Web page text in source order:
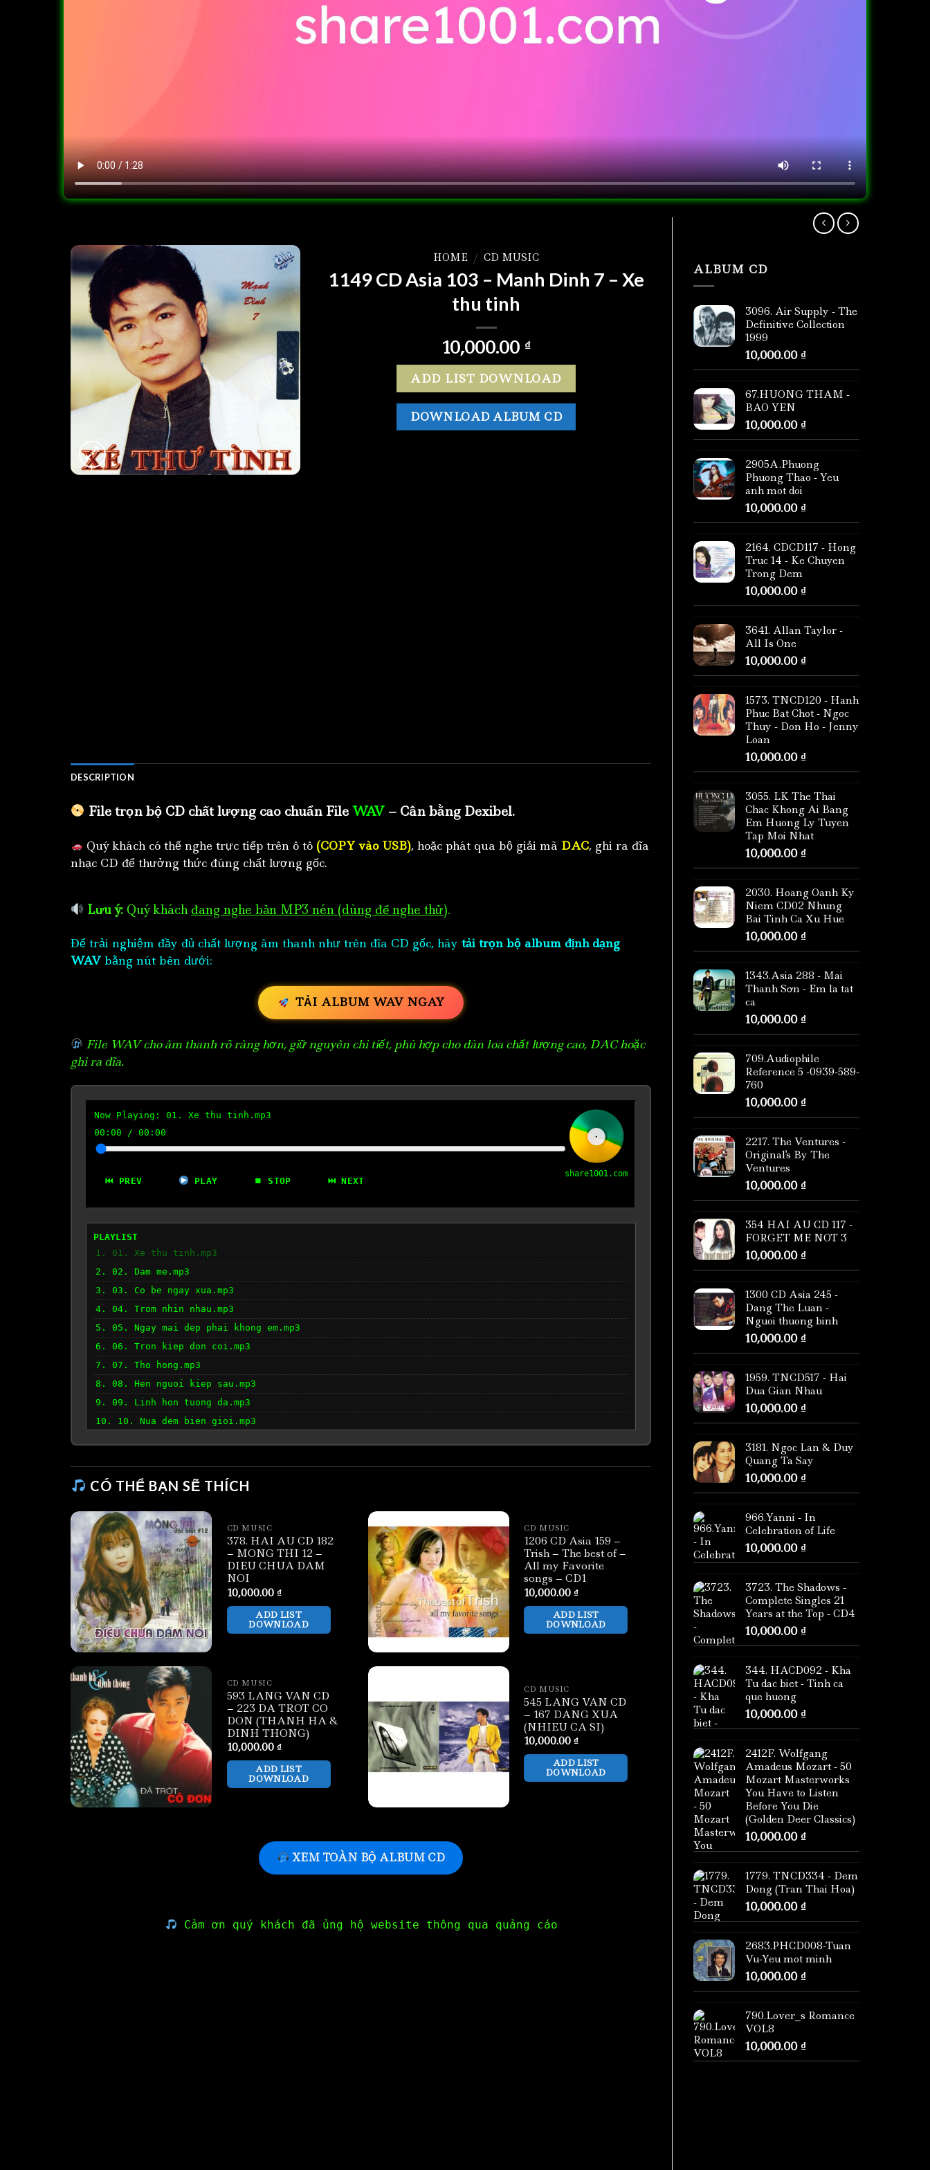
ALBUM CD
3096. Air Supply - The
Definitive Collection
1999
10,000.00 ₫
67.HUONG THAM -
BAO YEN
10,000.00 ₫
2905A.Phuong
Phuong Thao - Yeu
anh mot doi
10,000.00 ₫
2164. CDCD117 - Hong
Truc 14 - Ke Chuyen
Trong Dem
10,000.00 ₫
3641. Allan Taylor -
All Is One
10,000.00 ₫
1573. TNCD120 - Hanh
Phuc Bat Chot - Ngoc
Thuy - Don Ho - Jenny
Loan
10,000.00 ₫
3055. LK The Thai
Chac Khong Ai Bang
Em Huong Ly Tuyen
Tap Moi Nhat
10,000.00 ₫
2030. Hoang Oanh Ky
Niem CD02 Nhung
Bai Tinh Ca Xu Hue
10,000.00 ₫
1343.Asia 288 - Mai
Thanh Sơn - Em la tat
ca
10,000.00 ₫
709.Audiophile
Reference 5 -0939-589-
760
10,000.00 ₫
2217. The Ventures -
Original's By The
Ventures
10,000.00 ₫
354 HAI AU CD 117 -
FORGET ME NOT 3
10,000.00 ₫
1300 CD Asia 245 -
Dang The Luan -
Nguoi thuong binh
10,000.00 ₫
1959. TNCD517 - Hai
Dua Gian Nhau
10,000.00 ₫
3181. Ngoc Lan & Duy
Quang Ta Say
10,000.00 ₫
966.Yanni - In
Celebration of Life
10,000.00 ₫
3723. The Shadows -
Complete Singles 21
Years at the Top - CD4
10,000.00 ₫
344. HACD092 - Kha
Tu dac biet - Tinh ca
que huong
10,000.00 ₫
2412F. Wolfgang
Amadeus Mozart - 50
Mozart Masterworks
You Have to Listen
Before You Die
(Golden Deer Classics)
10,000.00 ₫
1779. TNCD334 - Dem
Dong (Tran Thai Hoa)
10,000.00 ₫
2683.PHCD008-Tuan
Vu-Yeu mot minh
10,000.00 ₫
790.Lover_s Romance
VOL8
10,000.00 ₫
HOME / CD MUSIC
1149 CD Asia 103 – Manh Dinh 7 – Xe
thu tinh
10,000.00 ₫
ADD LIST DOWNLOAD
DOWNLOAD ALBUM CD
DESCRIPTION
File trọn bộ CD chất lượng cao chuẩn File WAV– Cân bằng Dexibel.
Quý khách có thể nghe trực tiếp trên ô tô (COPY vào USB), hoặc phát qua bộ giải mã DAC, ghi ra đĩa
nhạc CD để thưởng thức đúng chất lượng gốc.
Lưu ý: Quý khách đang nghe bản MP3 nén (dùng để nghe thử).
Để trải nghiệm đầy đủ chất lượng âm thanh như trên đĩa CD gốc, hãy tải trọn bộ album định dạng
WAV bằng nút bên dưới:
TẢI ALBUM WAV NGAY
File WAV cho âm thanh rõ ràng hơn, giữ nguyên chi tiết, phù hợp cho dàn loa chất lượng cao, DAC hoặc
ghi ra đĩa.
Now Playing: 01. Xe thu tinh.mp3
00:00 / 00:00
⏮ PREV PLAY ⏹ STOP ⏭ NEXT
share1001.com
PLAYLIST
1. 01. Xe thu tinh.mp3
2. 02. Dam me.mp3
3. 03. Co be ngay xua.mp3
4. 04. Trom nhin nhau.mp3
5. 05. Ngay mai dep phai khong em.mp3
6. 06. Tron kiep don coi.mp3
7. 07. Tho hong.mp3
8. 08. Hen nguoi kiep sau.mp3
9. 09. Linh hon tuong da.mp3
10. 10. Nua dem bien gioi.mp3
CÓ THỂ BẠN SẼ THÍCH
CD MUSIC
378. HAI AU CD 182
– MONG THI 12 –
DIEU CHUA DAM
NOI
10,000.00 ₫
ADD LIST
DOWNLOAD
CD MUSIC
1206 CD Asia 159 –
Trish – The best of –
All my Favorite
songs – CD1
10,000.00₫
ADD LIST
DOWNLOAD
CD MUSIC
593 LANG VAN CD
– 223 DA TROT CO
DON (THANH HA &
DINH THONG)
10,000.00 ₫
ADD LIST
DOWNLOAD
CD MUSIC
545 LANG VAN CD
– 167 DANG XUA
(NHIEU CA SI)
10,000.00₫
ADD LIST
DOWNLOAD
XEM TOÀN BỘ ALBUM CD
Cảm ơn quý khách đã ủng hộ website thông qua quảng cáo